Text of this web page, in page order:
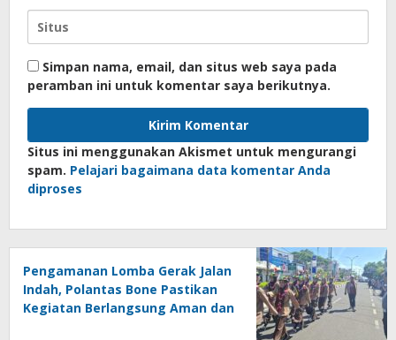
Simpan nama, email, dan situs web saya pada
peramban ini untuk komentar saya berikutnya.
Situs ini menggunakan Akismet untuk mengurangi
spam. Pelajari bagaimana data komentar Anda
diproses
Pengamanan Lomba Gerak Jalan
Indah, Polantas Bone Pastikan
Kegiatan Berlangsung Aman dan